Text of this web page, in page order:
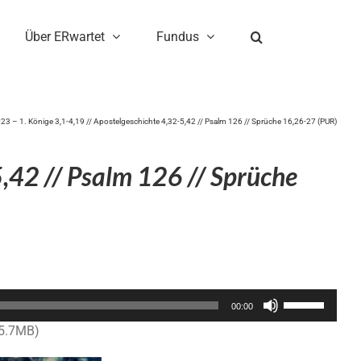
Über ERwartet Fundus
– 1. Könige 3,1-4,19 // Apostelgeschichte 4,32-5,42 // Psalm 126 // Sprüche 16,26-27 (PUR)
// Psalm 126 // Sprüche
00:00